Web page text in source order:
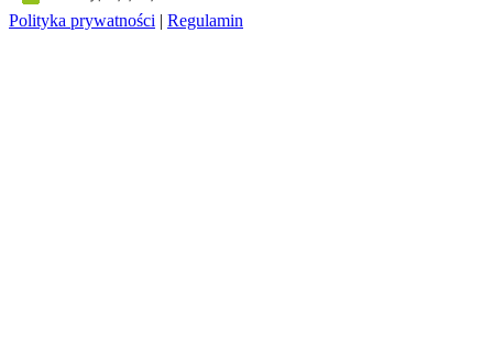
Polityka prywatności | Regulamin